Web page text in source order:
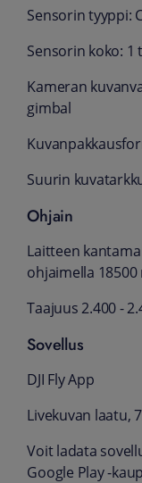
Sensorin tyyppi:
Sensorin koko: 1
Kameran
gimbal
Suurin
Ohjain
Laitteen
ohjaimella 18500
Taajuus 2.400 -
Sovellus
DJI Fly App
Livekuvan laatu,
Voit ladata
Google Play -